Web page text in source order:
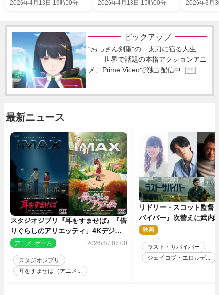
2026年4月13日 19時00分 2026年4月13日 15時00分 2026年3月
ピックアップ
“おっさん剣聖”の一太刀に宿る人生
―― 世界で話題の本格アクションアニ
メ、Prime Videoで独占配信中
P R
最新ニュース
スタジオジブリ『耳をすませば』『借
りぐらしのアリエッティ』4Kデジタ
ルリマスターでIMAX上映決定！
アニメ･ゲーム 2026/8/7 07:00
スタジオジブリ
耳をすませば（アニメ...
リドリー・スコット監督
バイバー』吹替えに武内
哉・種崎敦美・井上和彦
映画
ラスト・サバイバー
ジェイコブ・エロルデ...